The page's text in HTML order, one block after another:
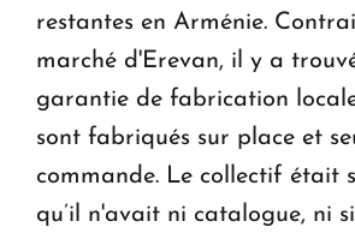
restantes en Arménie.
marché d'Erevan, il y a
garantie de fabrication
sont fabriqués sur place et
commande. Le collectif était
qu’il n'avait ni catalogue, ni